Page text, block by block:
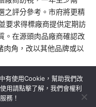
之評分參考。市府將更精
要求得標廠商提供定期訪
。在源頭肉品廠商確認改
肉角，改以其他品牌或以
聯絡我們
有使用Cookie，幫助我們改
用請點擊了解，我們會權利
務！